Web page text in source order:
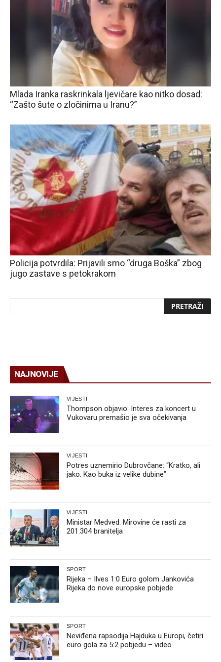
Mlada Iranka raskrinkala ljevičare kao nitko dosad:
“Zašto šute o zločinima u Iranu?”
Policija potvrdila: Prijavili smo “druga Boška” zbog
jugo zastave s petokrakom
NAJNOVIJE
VIJESTI
Thompson objavio: Interes za koncert u
Vukovaru premašio je sva očekivanja
VIJESTI
Potres uznemirio Dubrovčane: “Kratko, ali
jako. Kao buka iz velike dubine”
VIJESTI
Ministar Medved: Mirovine će rasti za
201.304 branitelja
SPORT
Rijeka – Ilves 1:0 Euro golom Jankovića
Rijeka do nove europske pobjede
SPORT
Neviđena rapsodija Hajduka u Europi, četiri
euro gola za 5:2 pobjedu – video